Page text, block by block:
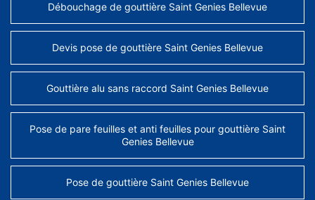
Débouchage de gouttière Saint Genies Bellevue
Devis pose de gouttière Saint Genies Bellevue
Gouttière alu sans raccord Saint Genies Bellevue
Pose de pare feuilles et anti feuilles pour gouttière Saint
Genies Bellevue
Pose de gouttière Saint Genies Bellevue